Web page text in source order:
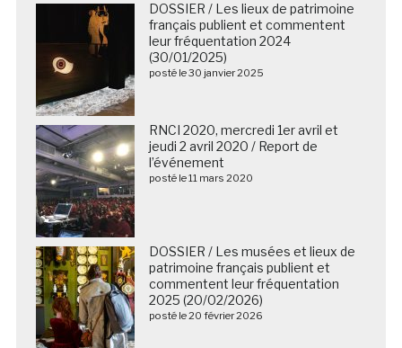
DOSSIER / Les lieux de patrimoine
français publient et commentent
leur fréquentation 2024
(30/01/2025)
posté le 30 janvier 2025
RNCI 2020, mercredi 1er avril et
jeudi 2 avril 2020 / Report de
l’événement
posté le 11 mars 2020
DOSSIER / Les musées et lieux de
patrimoine français publient et
commentent leur fréquentation
2025 (20/02/2026)
posté le 20 février 2026